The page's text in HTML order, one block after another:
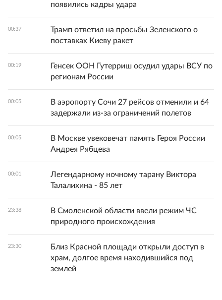
появились кадры удара
00:37
Трамп ответил на просьбы Зеленского о
поставках Киеву ракет
00:19
Генсек ООН Гутерриш осудил удары ВСУ по
регионам России
00:05
В аэропорту Сочи 27 рейсов отменили и 64
задержали из-за ограничений полетов
00:05
В Москве увековечат память Героя России
Андрея Рябцева
00:01
Легендарному ночному тарану Виктора
Талалихина - 85 лет
23:38
В Смоленской области ввели режим ЧС
природного происхождения
23:30
Близ Красной площади открыли доступ в
храм, долгое время находившийся под
землей